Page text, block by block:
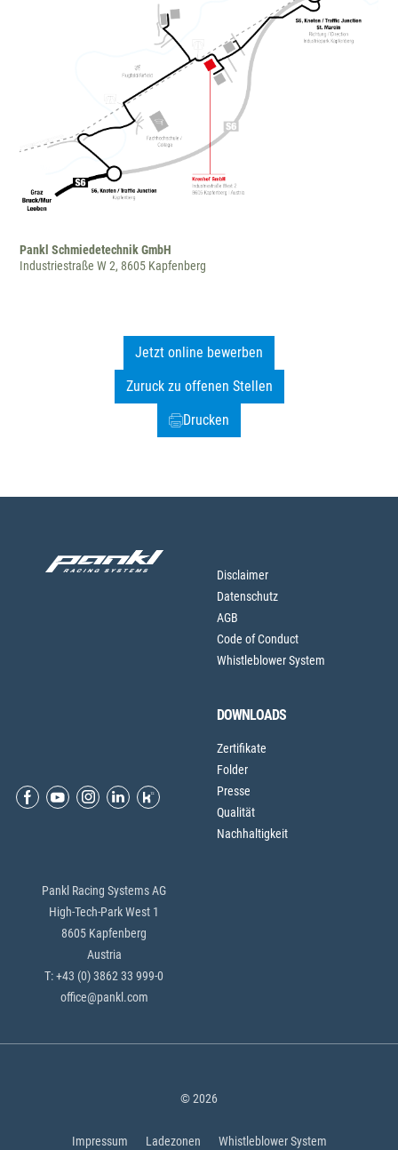
Pankl Schmiedetechnik GmbH
Industriestraße W 2, 8605 Kapfenberg
Jetzt online bewerben
Zuruck zu offenen Stellen
Drucken
Disclaimer
Datenschutz
AGB
Code of Conduct
Whistleblower System
DOWNLOADS
Zertifikate
Folder
Presse
Qualität
Nachhaltigkeit
Pankl Racing Systems AG
High-Tech-Park West 1
8605 Kapfenberg
Austria
T: +43 (0) 3862 33 999-0
office@pankl.com
© 2026
Impressum Ladezonen Whistleblower System